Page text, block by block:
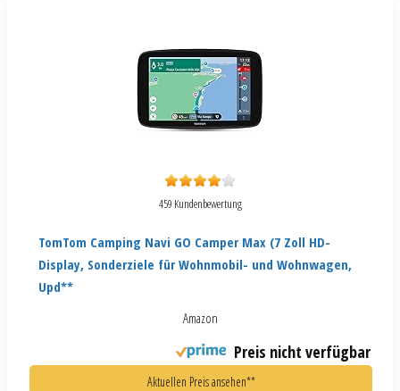
459 Kundenbewertung
TomTom Camping Navi GO Camper Max (7 Zoll HD-
Display, Sonderziele für Wohnmobil- und Wohnwagen,
Upd**
Amazon
Preis nicht verfügbar
Aktuellen Preis ansehen**